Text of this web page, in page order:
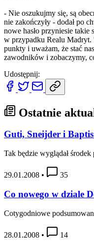
- Nie oszukujmy się, są
nie zakończyły - dodał po
nowe hasło przyniesie
w przypadku Realu
punkty i uważam, że stać
zawodników i zobaczymy,
Udostępnij:
Ostatnie
Guti, Sneijder i
Tak będzie wyglądał środek
29.01.2008 • 35
Co nowego w dziale
Cotygodniowe
28.01.2008 • 14